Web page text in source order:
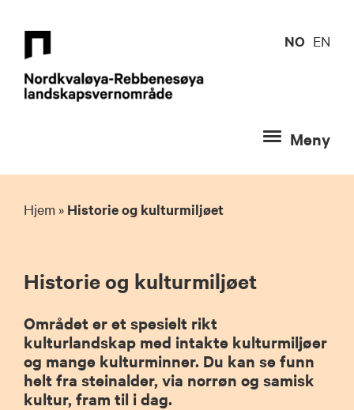
innhold
NO EN
Meny
Hjem» Historie og kulturmiljøet
Historie og kulturmiljøet
Området er et spesielt rikt
kulturlandskap med intakte kulturmiljøer
og mange kulturminner. Du kan se funn
helt fra steinalder, via norrøn og samisk
kultur, fram til i dag.